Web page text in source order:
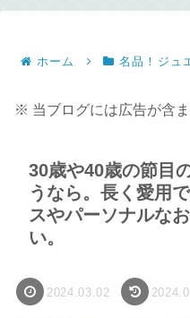
ホーム 名品！ジュ
※ 当ブログには広告が含
30歳や40歳の節目
うなら。長く愛用
スやパーソナルな
い。
2024.03.02